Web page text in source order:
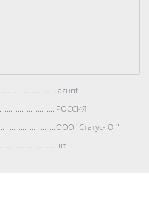
lazurit
РОССИЯ
ООО "Статус-Юг"
шт